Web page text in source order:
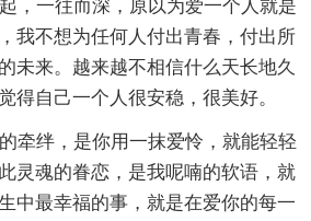
，一往而深，原以为爱一个人就是
我不想为任何人付出青春，付出所
未来。越来越不相信什么天长地久
得自己一个人很安稳，很美好。
牵绊，是你用一抹爱怜，就能轻轻
灵魂的眷恋，是我呢喃的软语，就
中最幸福的事，就是在爱你的每一